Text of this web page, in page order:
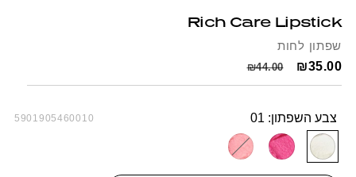
in
Rich Care Lipstick
שפתון לחות
Regular
₪44.00
Sale
₪35.00
SKU:
5901905460010 צבע השפתון: 01